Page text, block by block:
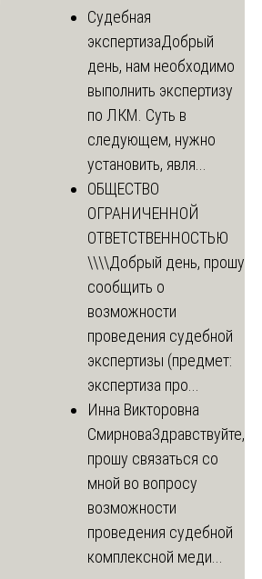
Судебная
экспертизаДобрый
день, нам необходимо
выполнить экспертизу
по ЛКМ. Суть в
следующем, нужно
установить, явля...
ОБЩЕСТВО
ОГРАНИЧЕННОЙ
ОТВЕТСТВЕННОСТЬЮ
\\\\Добрый день, прошу
сообщить о
возможности
проведения судебной
экспертизы (предмет:
экспертиза про...
Инна Викторовна
СмирноваЗдравствуйте,
прошу связаться со
мной во вопросу
возможности
проведения судебной
комплексной меди...